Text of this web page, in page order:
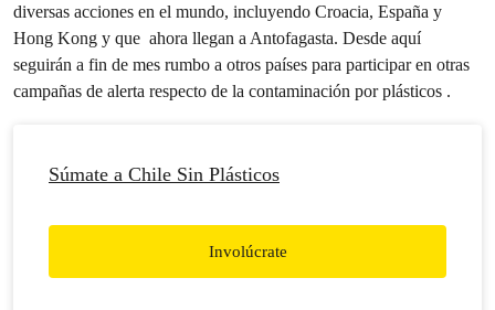
diversas acciones en el mundo, incluyendo Croacia, España y
Hong Kong y que ahora llegan a Antofagasta. Desde aquí
seguirán a fin de mes rumbo a otros países para participar en otras
campañas de alerta respecto de la contaminación por plásticos .
Súmate a Chile Sin Plásticos
Involúcrate